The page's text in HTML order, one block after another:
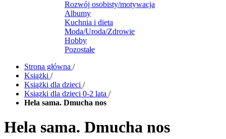
Rozwój osobisty/motywacja
Albumy
Kuchnia i dieta
Moda/Uroda/Zdrowie
Hobby
Pozostałe
Strona główna /
Książki /
Książki dla dzieci /
Ksiązki dla dzieci 0-2 lata /
Hela sama. Dmucha nos
Hela sama. Dmucha nos